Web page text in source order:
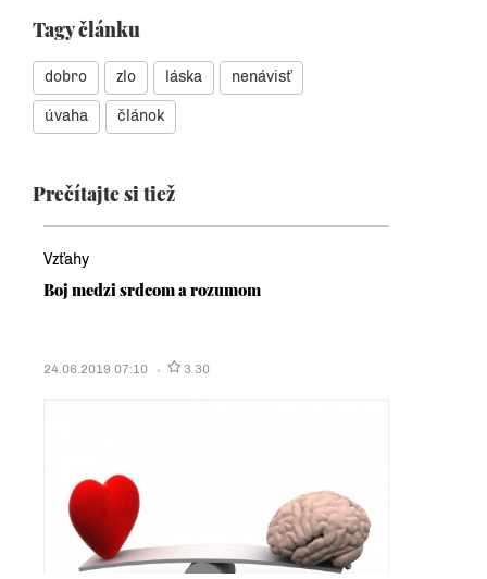
Tagy článku
dobro zlo láska nenávisť
úvaha článok
Prečítajte si tiež
Vzťahy
Boj medzi srdcom a rozumom
24.06.2019 07:10 3.30